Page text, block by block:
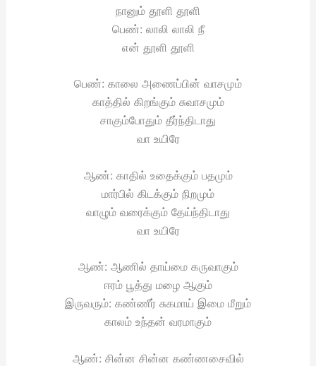
நானும் தூளி தூளி
பெண்: லாலி லாலி நீ
என் தூளி தூளி
பெண்: காலை அணைப்பின் வாசமும்
காத்தில் கிறங்கும் சுவாசமும்
சாகும்போதும் தீர்ந்திடாது
வா உயிரே
ஆண்: காதில் உதைக்கும் பதமும்
மார்பில் கிடக்கும் நிறமும்
வாழும் வரைக்கும் தேய்ந்திடாது
வா உயிரே
ஆண்: ஆணில் தாய்மை கருவாகும்
ஈரம் பூத்து மழை ஆகும்
இருவரும்: கண்ணீர் சுகமாய் இமை மீறும்
காலம் உந்தன் வரமாகும்
ஆண்: சின்ன சின்ன கண்ணசைவில்